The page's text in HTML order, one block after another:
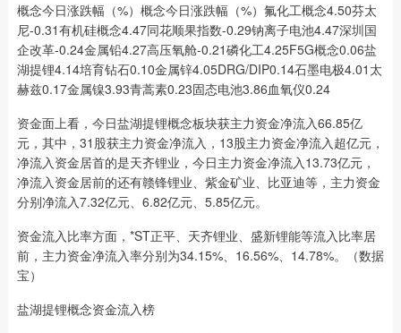
概念今日涨跌幅（%）概念今日涨跌幅（%）氟化工概念4.50芬太
尼-0.31有机硅概念4.47同花顺果指数-0.29钠离子电池4.47深圳国
企改革-0.24金属铅4.27高压氧舱-0.21磷化工4.25F5G概念0.06盐
湖提锂4.14培育钻石0.10金属锌4.05DRG/DIP0.14石墨电极4.01太
赫兹0.17金属镍3.93青蒿素0.23固态电池3.86血氧仪0.24
资金面上看，今日盐湖提锂概念板块获主力资金净流入66.85亿
元，其中，31股获主力资金净流入，13股主力资金净流入超亿元，
净流入资金居首的是天齐锂业，今日主力资金净流入13.73亿元，
净流入资金居前的还有赣锋锂业、紫金矿业、比亚迪等，主力资金
分别净流入7.32亿元、6.82亿元、5.85亿元。
资金流入比率方面，*ST正平、天齐锂业、盛新锂能等流入比率居
前，主力资金净流入率分别为34.15%、16.56%、14.78%。（数据
宝）
盐湖提锂概念资金流入榜